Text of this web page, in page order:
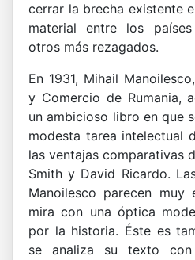
cerrar la brecha existente
material entre los
otros más rezagados.
En 1931, Mihail
y Comercio de Rumania,
un ambicioso libro en que
modesta tarea intelectual
las ventajas comparativas
Smith y David Ricardo.
Manoilesco parecen
mira con una óptica
por la historia. Éste es
se analiza su texto